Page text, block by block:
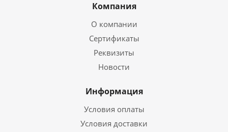
Компания
О компании
Сертификаты
Реквизиты
Новости
Информация
Условия оплаты
Условия доставки